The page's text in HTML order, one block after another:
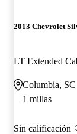
2013 Chevrolet
LT Extended
Columbia, SC
1 millas
Sin calificación